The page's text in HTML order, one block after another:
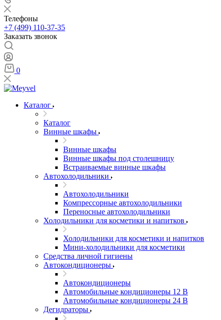
Телефоны
+7 (499) 110-37-35
Заказать звонок
0
Каталог
Каталог
Винные шкафы
Винные шкафы
Винные шкафы под столешницу
Встраиваемые винные шкафы
Автохолодильники
Автохолодильники
Компрессорные автохолодильники
Переносные автохолодильники
Холодильники для косметики и напитков
Холодильники для косметики и напитков
Мини-холодильники для косметики
Cредства личной гигиены
Автокондиционеры
Автокондиционеры
Автомобильные кондиционеры 12 В
Автомобильные кондиционеры 24 В
Дегидраторы